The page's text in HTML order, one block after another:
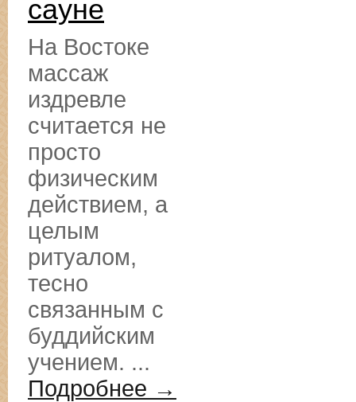
сауне
На Востоке
массаж
издревле
считается не
просто
физическим
действием, а
целым
ритуалом,
тесно
связанным с
буддийским
учением. ...
Подробнее →